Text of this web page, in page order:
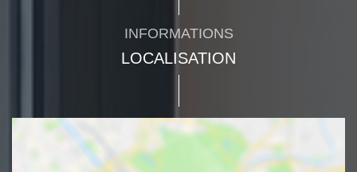
INFORMATIONS
LOCALISATION